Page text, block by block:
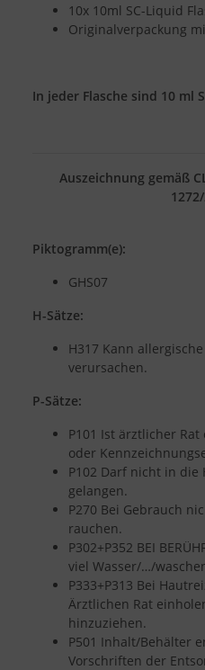
10x 10ml SC-Liquid
Originalverpackung
In jeder Flasche sind 10 ml
Auszeichnung gemäß
Piktogramm(e):
GHS07
H-Sätze:
H317 Kann
verursachen.
P-Sätze:
P101 Ist ärztlicher
oder
P102 Darf nicht in die
gelangen.
P270 Bei Gebrauch
rauchen.
P302+P352 BEI
viel Wasser/…/
P333+P313 Bei
Ärztlichen Rat
hinzuziehen.
P501 Inhalt/Behälter
Vorschriften der